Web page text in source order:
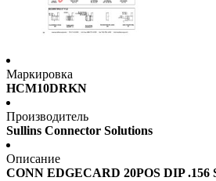
Маркировка
HCM10DRKN
Производитель
Sullins Connector Solutions
Описание
CONN EDGECARD 20POS DIP .156